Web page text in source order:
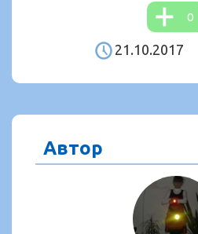
0
21.10.2017
Автор